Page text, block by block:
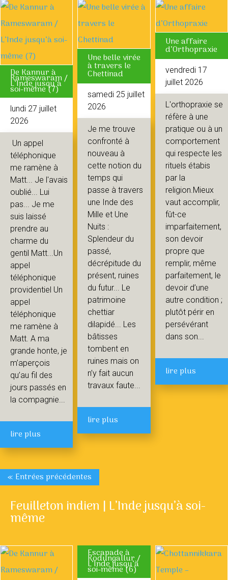
De Kannur à
Rameswaram /
L’Inde jusqu’à
soi-même (7)
lundi 27 juillet
2026
Un appel
téléphonique
me ramène à
Matt... Je l'avais
oublié... Lui
pas... Je me
suis laissé
prendre au
charme du
gentil Matt...Un
appel
téléphonique
providentiel Un
appel
téléphonique
me ramène à
Matt. A ma
grande honte, je
m’aperçois
qu’au fil des
jours passés en
la compagnie...
lire plus
Une belle virée
à travers le
Chettinad
samedi 25 juillet
2026
Je me trouve
confronté à
nouveau à
cette notion du
temps qui
passe à travers
une Inde des
Mille et Une
Nuits :
Splendeur du
passé,
décrépitude du
présent, ruines
du futur... Le
patrimoine
chettiar
dilapidé... Les
bâtisses
tombent en
ruines mais on
n’y fait aucun
travaux faute...
lire plus
Une affaire
d’Orthopraxie
vendredi 17
juillet 2026
L'orthopraxie se
réfère à une
pratique ou à un
comportement
qui respecte les
rituels étabis
par la
religion.Mieux
vaut accomplir,
fût-ce
imparfaitement,
son devoir
propre que
remplir, même
parfaitement, le
devoir d’une
autre condition ;
plutôt périr en
persévérant
dans son...
lire plus
« Entrées précédentes
Feuilleton indien | L’Inde jusqu’à soi-
même
Escapade à
Kodungallur /
L’Inde jusqu’à
soi-même (6)